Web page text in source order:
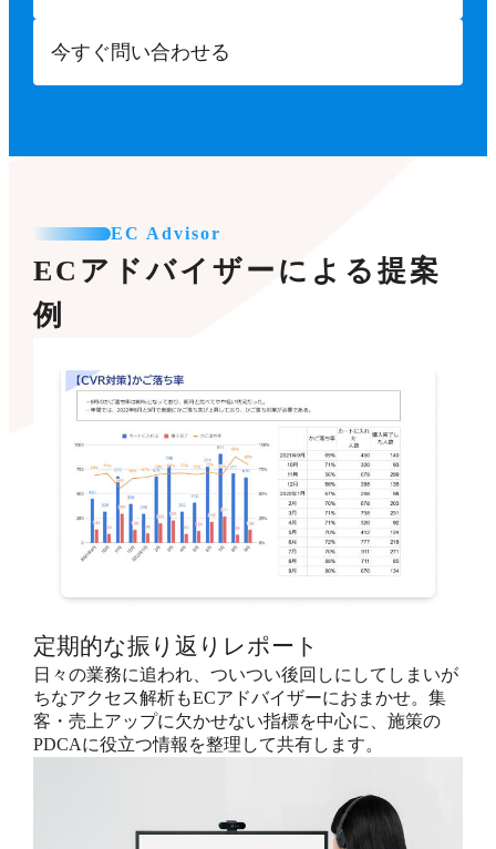
今すぐ問い合わせる
EC Advisor
ECアドバイザーによる提案
例
定期的な振り返りレポート
日々の業務に追われ、ついつい後回しにしてしまいが
ちなアクセス解析もECアドバイザーにおまかせ。集
客・売上アップに欠かせない指標を中心に、施策の
PDCAに役立つ情報を整理して共有します。